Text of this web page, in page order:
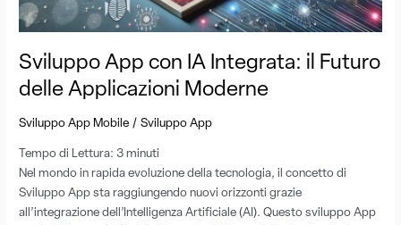
Sviluppo App con IA Integrata: il Futuro
delle Applicazioni Moderne
Sviluppo App Mobile /Sviluppo App
Tempo di Lettura:3 minuti
Nel mondo in rapida evoluzione della tecnologia, il concetto di
Sviluppo App sta raggiungendo nuovi orizzonti grazie
all’integrazione dell’Intelligenza Artificiale (AI). Questo sviluppo App
Moderne